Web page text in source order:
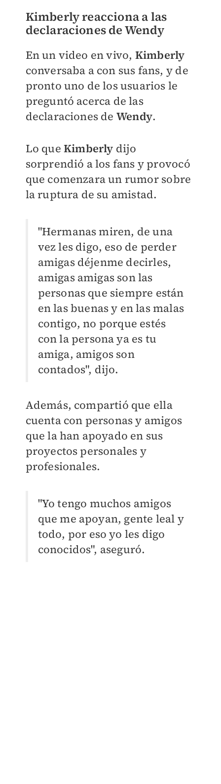
Kimberly reacciona a las
declaraciones de Wendy
En un video en vivo, Kimberly
conversaba a con sus fans, y de
pronto uno de los usuarios le
preguntó acerca de las
declaraciones de Wendy.
Lo que Kimberly dijo
sorprendió a los fans y provocó
que comenzara un rumor sobre
la ruptura de su amistad.
"Hermanas miren, de una
vez les digo, eso de perder
amigas déjenme decirles,
amigas amigas son las
personas que siempre están
en las buenas y en las malas
contigo, no porque estés
con la persona ya es tu
amiga, amigos son
contados", dijo.
Además, compartió que ella
cuenta con personas y amigos
que la han apoyado en sus
proyectos personales y
profesionales.
"Yo tengo muchos amigos
que me apoyan, gente leal y
todo, por eso yo les digo
conocidos", aseguró.